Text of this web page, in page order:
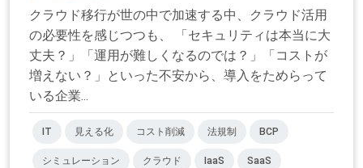
クラウド移行が世の中で加速する中、クラウド活用
の必要性を感じつつも、 「セキュリティは本当に大
丈夫？」「運用が難しくなるのでは？」「コストが
増えない？」といった不安から、導入をためらって
いる企業...
IT 見える化 コスト削減 法規制 BCP
シミュレーション クラウド IaaS SaaS